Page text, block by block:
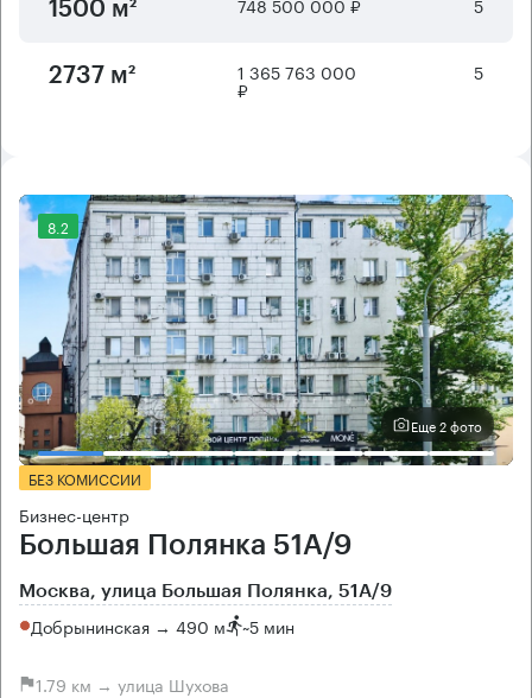
1500 м²
2737 м² 1 365 763 000
₽
5
8.2
Еще 2 фото
БЕЗ КОМИССИИ
Бизнес-центр
Большая Полянка 51А/9
Москва, улица Большая Полянка, 51А/9
Добрынинская → 490 м ~5 мин
1.79 км → улица Шухова